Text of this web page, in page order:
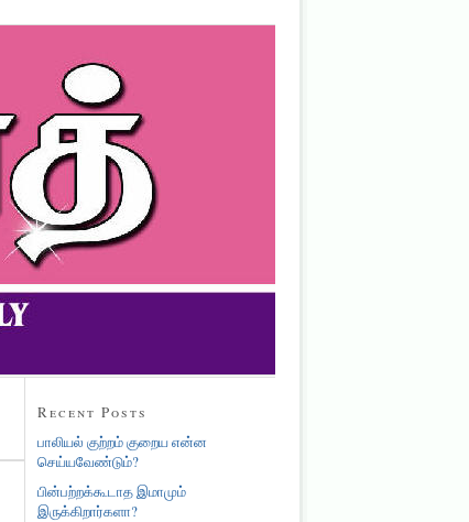
Recent Posts
பாலியல் குற்றம் குறைய என்ன
செய்யவேண்டும்?
பின்பற்றக்கூடாத இமாமும்
இருக்கிறார்களா?